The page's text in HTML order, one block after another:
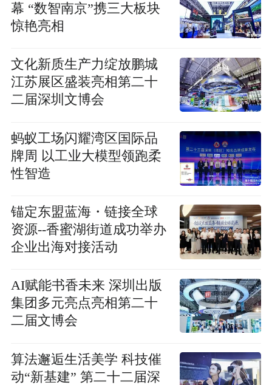
幕 “数智南京”携三大板块
惊艳亮相
文化新质生产力绽放鹏城
江苏展区盛装亮相第二十
二届深圳文博会
蚂蚁工场闪耀湾区国际品
牌周 以工业大模型领跑柔
性智造
锚定东盟蓝海・链接全球
资源--香蜜湖街道成功举办
企业出海对接活动
AI赋能书香未来 深圳出版
集团多元亮点亮相第二十
二届文博会
算法邂逅生活美学 科技催
动“新基建” 第二十二届深